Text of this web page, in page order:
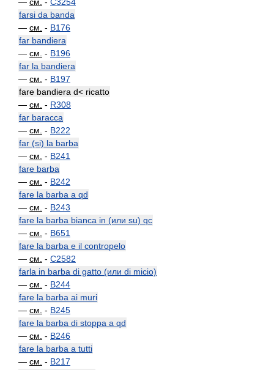
farsi da banda
— см. - B176
far bandiera
— см. - B196
far la bandiera
— см. - B197
fare bandiera d< ricatto
— см. - R308
far baracca
— см. - B222
far (si) la barba
— см. - B241
fare barba
— см. - B242
fare la barba a qd
— см. - B243
fare la barba bianca in (или su) qc
— см. - B651
fare la barba e il contropelo
— см. - C2582
farla in barba di gatto (или di micio)
— см. - B244
fare la barba ai muri
— см. - B245
fare la barba di stoppa a qd
— см. - B246
fare la barba a tutti
— см. - B217